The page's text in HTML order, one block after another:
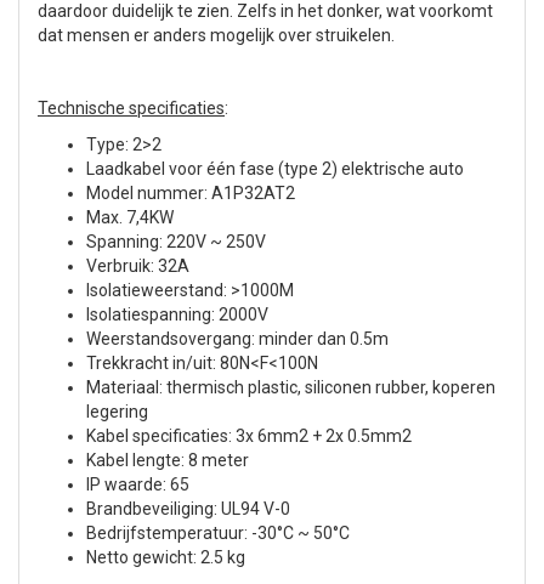
daardoor duidelijk te zien. Zelfs in het donker, wat voorkomt
dat mensen er anders mogelijk over struikelen.
Technische specificaties:
Type: 2>2
Laadkabel voor één fase (type 2) elektrische auto
Model nummer: A1P32AT2
Max. 7,4KW
Spanning: 220V ~ 250V
Verbruik: 32A
Isolatieweerstand: >1000M
Isolatiespanning: 2000V
Weerstandsovergang: minder dan 0.5m
Trekkracht in/uit: 80N<F<100N
Materiaal: thermisch plastic, siliconen rubber, koperen
legering
Kabel specificaties: 3x 6mm2 + 2x 0.5mm2
Kabel lengte: 8 meter
IP waarde: 65
Brandbeveiliging: UL94 V-0
Bedrijfstemperatuur: -30°C ~ 50°C
Netto gewicht: 2.5 kg